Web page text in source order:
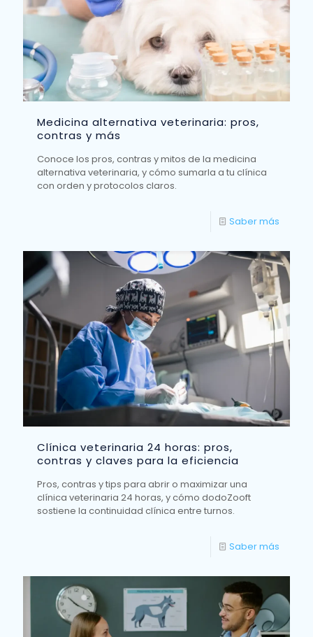
Medicina alternativa veterinaria: pros,
contras y más
Conoce los pros, contras y mitos de la medicina
alternativa veterinaria, y cómo sumarla a tu clínica
con orden y protocolos claros.
Saber más
Clínica veterinaria 24 horas: pros,
contras y claves para la eficiencia
Pros, contras y tips para abrir o maximizar una
clínica veterinaria 24 horas, y cómo dodoZooft
sostiene la continuidad clínica entre turnos.
Saber más